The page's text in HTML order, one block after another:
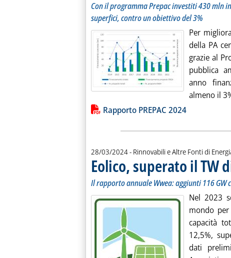
Con il programma Prepac investiti 430 mln
superfici, contro un obiettivo del 3%
Per
della PA
grazie al
pubblica
anno
almeno il
Lista allegati PDF alla notizia
Rapporto PREPAC 2024
28/03/2024- Rinnovabili e Altre Fonti di
Eolico, superato il TW
Il rapporto annuale Wwea: aggiunti 116 GW
Nel 2023
mondo
capacità
12,5%,
dati